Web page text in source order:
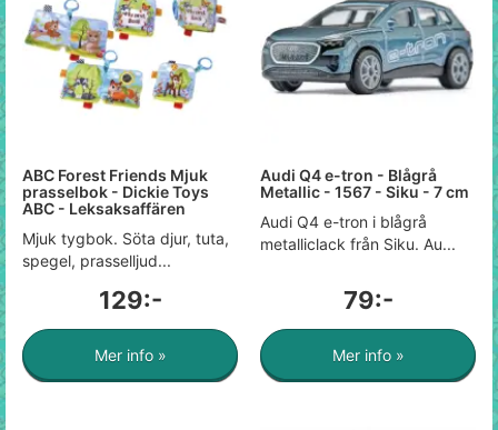
ABC Forest Friends Mjuk
prasselbok - Dickie Toys
ABC - Leksaksaffären
Mjuk tygbok. Söta djur, tuta,
spegel, prasselljud...
129:-
Mer info »
Audi Q4 e-tron - Blågrå
Metallic - 1567 - Siku - 7 cm
Audi Q4 e-tron i blågrå
metalliclack från Siku. Au...
79:-
Mer info »